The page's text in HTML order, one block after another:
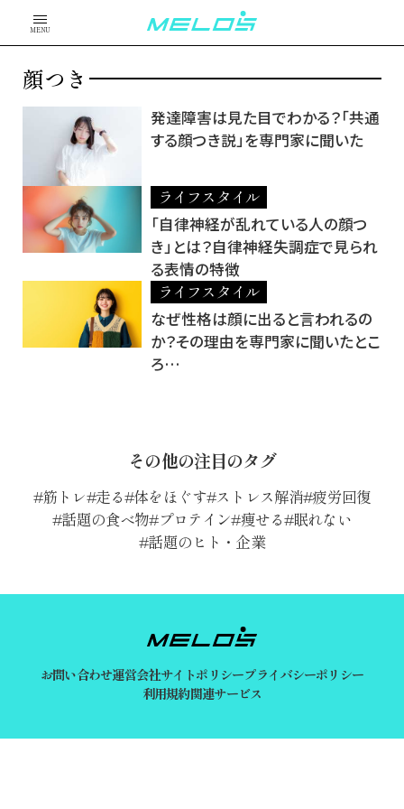
MENU
顔つき
発達障害は見た目でわかる？「共通
する顔つき説」を専門家に聞いた
ライフスタイル
「自律神経が乱れている人の顔つ
き」とは？自律神経失調症で見られ
る表情の特徴
ライフスタイル
なぜ性格は顔に出ると言われるの
か？その理由を専門家に聞いたとこ
ろ…
その他の注目のタグ
筋トレ 走る 体をほぐす ストレス解消 疲労回復
話題の食べ物 プロテイン 痩せる 眠れない
話題のヒト・企業
お問い合わせ運営会社サイトポリシープライバシーポリシー
利用規約関連サービス